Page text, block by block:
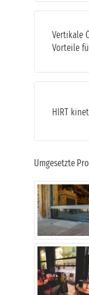
Vertikale
Vorteile
HIRT
Umgesetzte